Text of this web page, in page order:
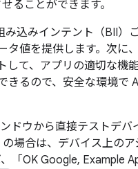
ることができます。
み込みインテント（BII）
タ値を提供します。次に
て、アプリの適切な機
きるので、安全な環境で
ドウから直接テストデ
場合は、デバイス上の
「OK Google, Example